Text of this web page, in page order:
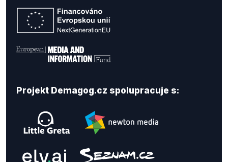
Projekt Demagog.cz spolupracuje s: